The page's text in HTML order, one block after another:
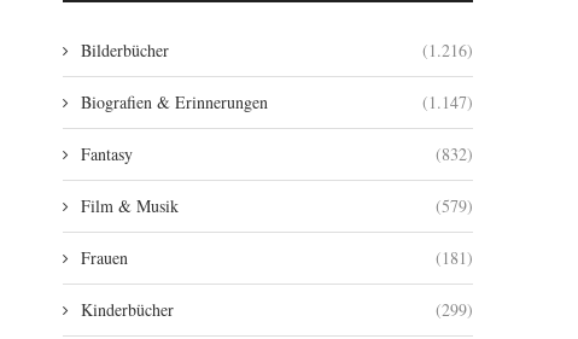
Bilderbücher (1.216)
Biografien & Erinnerungen (1.147)
Fantasy (832)
Film & Musik (579)
Frauen (181)
Kinderbücher (299)